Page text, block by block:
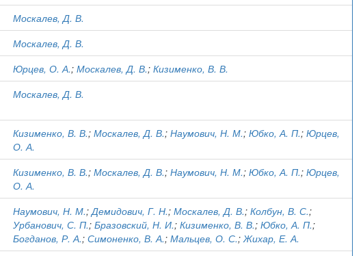
Москалев, Д. В.
Москалев, Д. В.
Юрцев, О. А.; Москалев, Д. В.; Кизименко, В. В.
Москалев, Д. В.
Кизименко, В. В.; Москалев, Д. В.; Наумович, Н. М.; Юбко, А. П.; Юрцев,
О. А.
Кизименко, В. В.; Москалев, Д. В.; Наумович, Н. М.; Юбко, А. П.; Юрцев,
О. А.
Наумович, Н. М.;Демидович, Г. Н.; Москалев, Д. В.; Колбун, В. С.;
Урбанович, С. П.; Бразовский, Н. И.; Кизименко, В. В.; Юбко, А. П.;
Богданов, Р. А.; Симоненко, В. А.; Мальцев, О. С.;Жихар, Е. А.